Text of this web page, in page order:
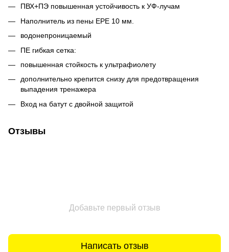
ПВХ+ПЭ повышенная устойчивость к УФ-лучам
Наполнитель из пены EPE 10 мм.
водонепроницаемый
ПЕ гибкая сетка:
повышенная стойкость к ультрафиолету
дополнительно крепится снизу для предотвращения
выпадения тренажера
Вход на батут с двойной защитой
Отзывы
Добавьте первый отзыв
Написать отзыв